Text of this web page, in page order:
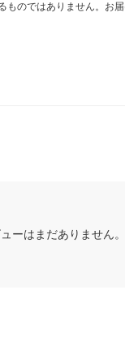
のではありません。お
ーはまだありません。